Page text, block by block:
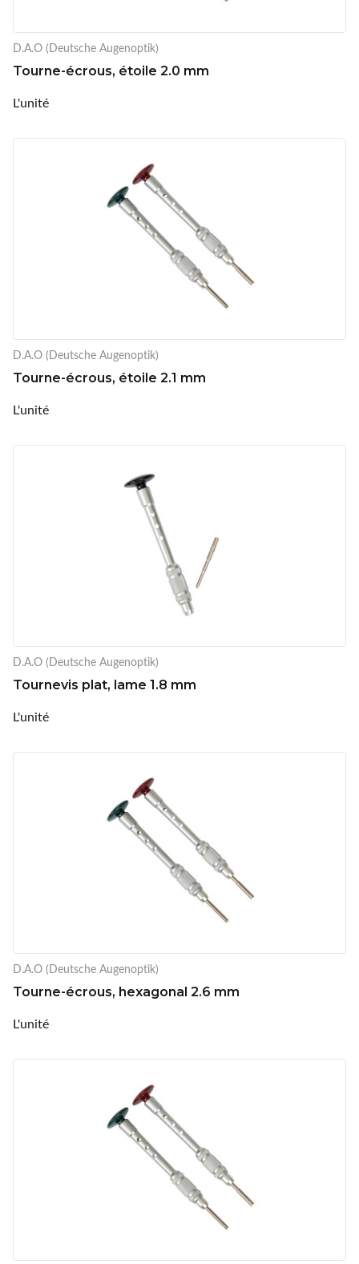
D.A.O (Deutsche Augenoptik)
Tourne-écrous, étoile 2.0 mm
L'unité
D.A.O (Deutsche Augenoptik)
Tourne-écrous, étoile 2.1 mm
L'unité
D.A.O (Deutsche Augenoptik)
Tournevis plat, lame 1.8 mm
L'unité
D.A.O (Deutsche Augenoptik)
Tourne-écrous, hexagonal 2.6 mm
L'unité